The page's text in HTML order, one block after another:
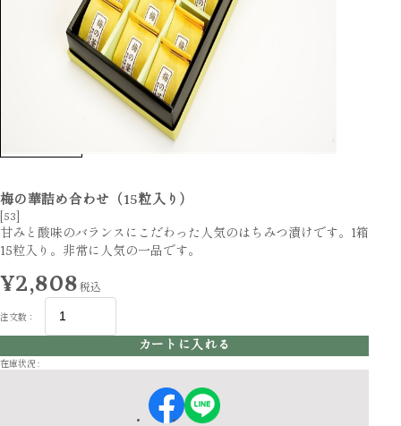
梅の華詰め合わせ（15粒入り）
[53]
甘みと酸味のバランスにこだわった人気のはちみつ漬けです。1箱
15粒入り。非常に人気の一品です。
¥2,808 税込
注文数：
カートに入れる
在庫状況 :